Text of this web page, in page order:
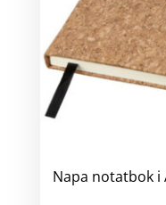
Napa notatbok